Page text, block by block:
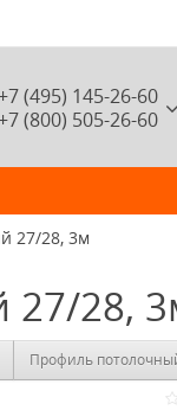
(495) 145-26-60
(800) 505-26-60
27/28, 3м
27/28,
Профиль